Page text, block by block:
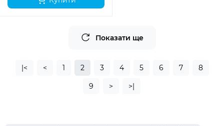
Показати ще
|< < 1 2 3 4 5 6 7 8
9 > >|